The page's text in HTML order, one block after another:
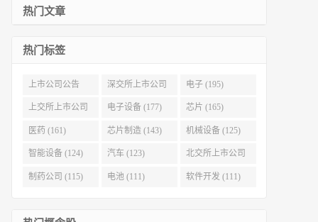
热门文章
热门标签
上市公司公告
(321)
深交所上市公司
(215)
电子 (195)
上交所上市公司
(186)
电子设备 (177) 芯片 (165)
医药 (161) 芯片制造 (143) 机械设备 (125)
智能设备 (124) 汽车 (123) 北交所上市公司
(116)
制药公司 (115) 电池 (111) 软件开发 (111)